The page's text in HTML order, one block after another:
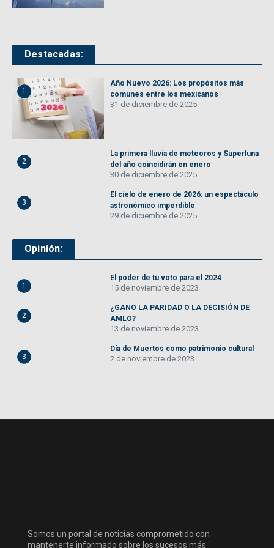
Destacadas:
1
Año Nuevo 2026: Los propósitos más
comunes entre los mexicanos
31 de diciembre de 2025
2
La primera lluvia de meteoros y Superluna
del año coincidirán en enero
30 de diciembre de 2025
3
El cielo de enero de 2026: un espectáculo
astronómico imperdible
29 de diciembre de 2025
Opinión:
1
El poder de tu voto para el 2024
15 de noviembre de 2023
2
¿GANO LA PARIDAD O LA DECISIÓN DE
AMLO?
13 de noviembre de 2023
3
Día de Muertos como patrimonio cultural
2 de noviembre de 2023
Somos un portal de noticias comprometido con
mantenerte informado sobre los sucesos más